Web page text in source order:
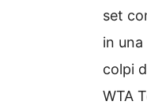
set
in
colpi
WTA